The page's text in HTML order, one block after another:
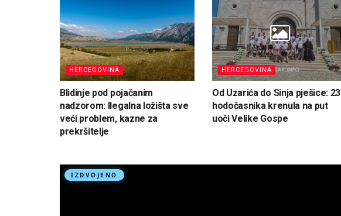
HERCEGOVINA
Blidinje pod pojačanim
nadzorom: Ilegalna ložišta sve
veći problem, kazne za
prekršitelje
HERCEGOVINA
Od Uzarića do Sinja pješice: 23
hodočasnika krenula na put
uoči Velike Gospe